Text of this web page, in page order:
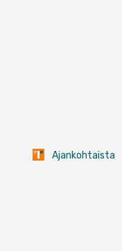
Ajankohtaista